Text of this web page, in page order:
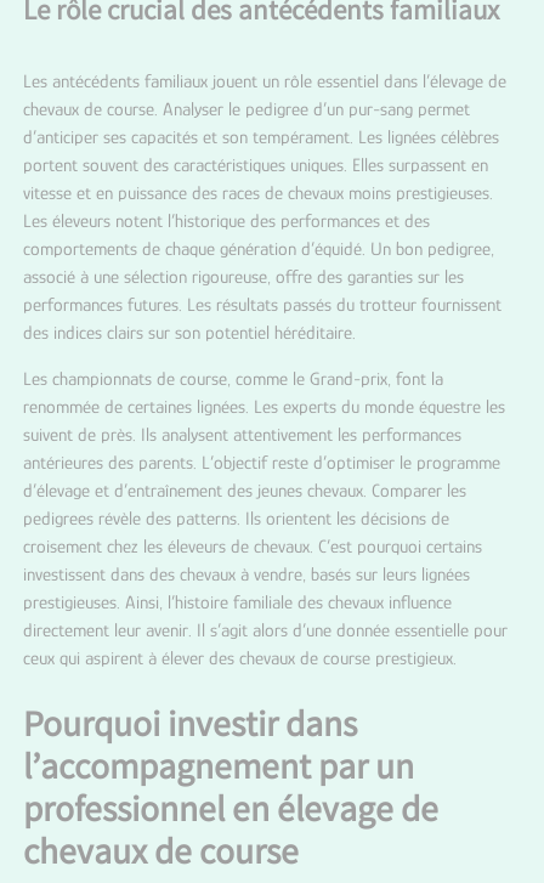
Le rôle crucial des antécédents familiaux
Les antécédents familiaux jouent un rôle essentiel dans l’élevage de
chevaux de course. Analyser le pedigree d’un pur-sang permet
d’anticiper ses capacités et son tempérament. Les lignées célèbres
portent souvent des caractéristiques uniques. Elles surpassent en
vitesse et en puissance des races de chevaux moins prestigieuses.
Les éleveurs notent l’historique des performances et des
comportements de chaque génération d’équidé. Un bon pedigree,
associé à une sélection rigoureuse, offre des garanties sur les
performances futures. Les résultats passés du trotteur fournissent
des indices clairs sur son potentiel héréditaire.
Les championnats de course, comme le Grand-prix, font la
renommée de certaines lignées. Les experts du monde équestre les
suivent de près. Ils analysent attentivement les performances
antérieures des parents. L’objectif reste d’optimiser le programme
d’élevage et d’entraînement des jeunes chevaux. Comparer les
pedigrees révèle des patterns. Ils orientent les décisions de
croisement chez les éleveurs de chevaux. C’est pourquoi certains
investissent dans des chevaux à vendre, basés sur leurs lignées
prestigieuses. Ainsi, l’histoire familiale des chevaux influence
directement leur avenir. Il s’agit alors d’une donnée essentielle pour
ceux qui aspirent à élever des chevaux de course prestigieux.
Pourquoi investir dans
l’accompagnement par un
professionnel en élevage de
chevaux de course